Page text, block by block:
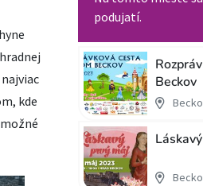
kde
podujatí.
Beckov